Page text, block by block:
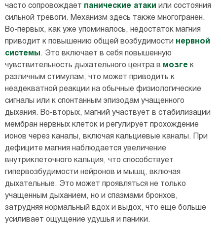
часто сопровождает панические атаки или состояния
сильной тревоги. Механизм здесь также многогранен.
Во-первых, как уже упоминалось, недостаток магния
приводит к повышению общей возбудимости нервной
системы. Это включает в себя повышенную
чувствительность дыхательного центра в мозге к
различным стимулам, что может приводить к
неадекватной реакции на обычные физиологические
сигналы или к спонтанным эпизодам учащенного
дыхания. Во-вторых, магний участвует в стабилизации
мембран нервных клеток и регулирует прохождение
ионов через каналы, включая кальциевые каналы. При
дефиците магния наблюдается увеличение
внутриклеточного кальция, что способствует
гипервозбудимости нейронов и мышц, включая
дыхательные. Это может проявляться не только
учащенным дыханием, но и спазмами бронхов,
затрудняя нормальный вдох и выдох, что еще больше
усиливает ощущение удушья и паники.